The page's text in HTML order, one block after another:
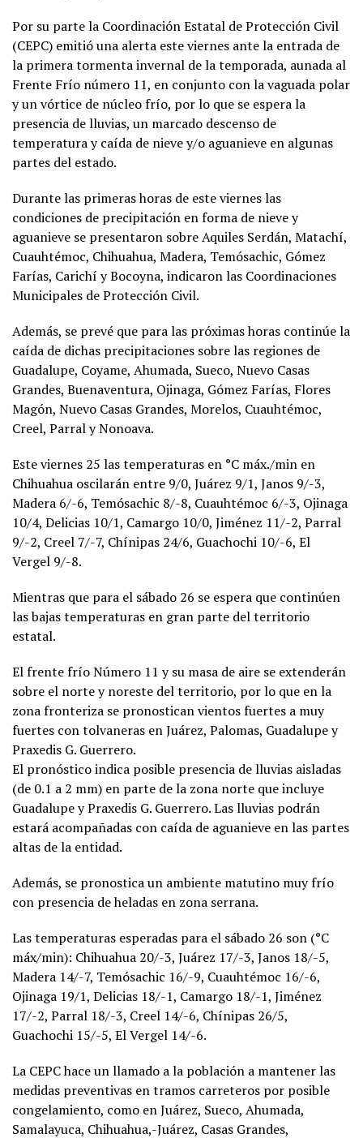
Por su parte la Coordinación Estatal de Protección Civil
(CEPC) emitió una alerta este viernes ante la entrada de
la primera tormenta invernal de la temporada, aunada al
Frente Frío número 11, en conjunto con la vaguada polar
y un vórtice de núcleo frío, por lo que se espera la
presencia de lluvias, un marcado descenso de
temperatura y caída de nieve y/o aguanieve en algunas
partes del estado.
Durante las primeras horas de este viernes las
condiciones de precipitación en forma de nieve y
aguanieve se presentaron sobre Aquiles Serdán, Matachí,
Cuauhtémoc, Chihuahua, Madera, Temósachic, Gómez
Farías, Carichí y Bocoyna, indicaron las Coordinaciones
Municipales de Protección Civil.
Además, se prevé que para las próximas horas continúe la
caída de dichas precipitaciones sobre las regiones de
Guadalupe, Coyame, Ahumada, Sueco, Nuevo Casas
Grandes, Buenaventura, Ojinaga, Gómez Farías, Flores
Magón, Nuevo Casas Grandes, Morelos, Cuauhtémoc,
Creel, Parral y Nonoava.
Este viernes 25 las temperaturas en °C máx./min en
Chihuahua oscilarán entre 9/0, Juárez 9/1, Janos 9/-3,
Madera 6/-6, Temósachic 8/-8, Cuauhtémoc 6/-3, Ojinaga
10/4, Delicias 10/1, Camargo 10/0, Jiménez 11/-2, Parral
9/-2, Creel 7/-7, Chínipas 24/6, Guachochi 10/-6, El
Vergel 9/-8.
Mientras que para el sábado 26 se espera que continúen
las bajas temperaturas en gran parte del territorio
estatal.
El frente frío Número 11 y su masa de aire se extenderán
sobre el norte y noreste del territorio, por lo que en la
zona fronteriza se pronostican vientos fuertes a muy
fuertes con tolvaneras en Juárez, Palomas, Guadalupe y
Praxedis G. Guerrero.
El pronóstico indica posible presencia de lluvias aisladas
(de 0.1 a 2 mm) en parte de la zona norte que incluye
Guadalupe y Praxedis G. Guerrero. Las lluvias podrán
estará acompañadas con caída de aguanieve en las partes
altas de la entidad.
Además, se pronostica un ambiente matutino muy frío
con presencia de heladas en zona serrana.
Las temperaturas esperadas para el sábado 26 son (°C
máx/min): Chihuahua 20/-3, Juárez 17/-3, Janos 18/-5,
Madera 14/-7, Temósachic 16/-9, Cuauhtémoc 16/-6,
Ojinaga 19/1, Delicias 18/-1, Camargo 18/-1, Jiménez
17/-2, Parral 18/-3, Creel 14/-6, Chínipas 26/5,
Guachochi 15/-5, El Vergel 14/-6.
La CEPC hace un llamado a la población a mantener las
medidas preventivas en tramos carreteros por posible
congelamiento, como en Juárez, Sueco, Ahumada,
Samalayuca, Chihuahua,-Juárez, Casas Grandes,